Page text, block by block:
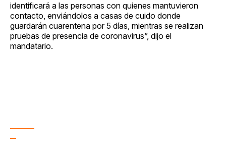
identificará a las personas con quienes mantuvieron
contacto, enviándolos a casas de cuido donde
guardarán cuarentena por 5 días, mientras se realizan
pruebas de presencia de coronavirus”, dijo el
mandatario.